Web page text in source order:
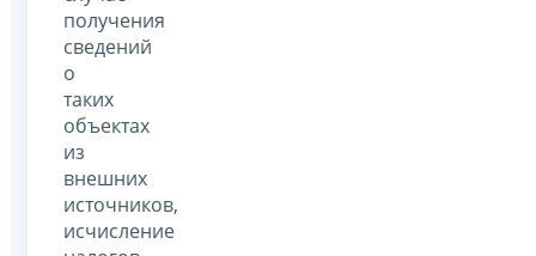
получения
сведений
о
таких
объектах
из
внешних
источников,
исчисление